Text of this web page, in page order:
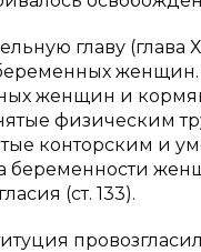
главу
женщин.
женщин и
физическим
конторским и
беременности
(ст. 133).